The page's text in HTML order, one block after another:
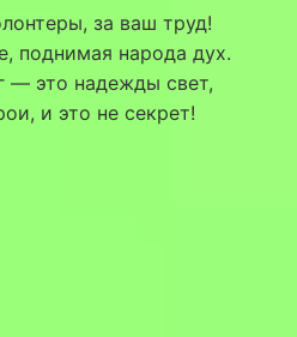
за ваш труд!
поднимая народа дух.
— это надежды свет,
и это не секрет!